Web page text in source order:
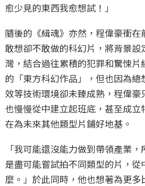
愈少見的東西我愈想試！」
隨後的《緝魂》亦然，程偉豪衝在
敢想卻不敢做的科幻片，將背景設
灣，結合過往累積的犯罪和驚悚片
的「東方科幻作品」，但也因為
效等技術環境卻未臻成熟，程偉豪
也慢慢從中建立起班底，甚至成立
在為未來其他類型片鋪好地基。
「我可能還沒能力做到帶領產業
是盡可能嘗試拍不同類型的片，從
麼。」於此同時，他也想著為更多